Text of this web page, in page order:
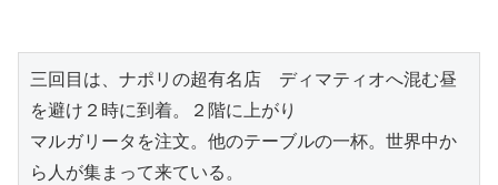
三回目は、ナポリの超有名店　ディマティオへ混む昼
を避け２時に到着。２階に上がり
マルガリータを注文。他のテーブルの一杯。世界中か
ら人が集まって来ている。